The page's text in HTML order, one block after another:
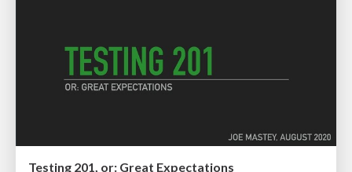
Testing 201, or: Great Expectations